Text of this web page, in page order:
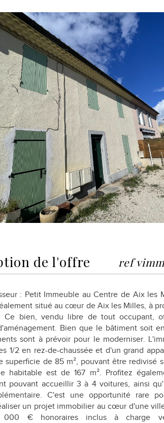
de l'offre ref
: Petit Immeuble au Centre de Aix les
situé au cœur de Aix les Milles, à
Ce bien, vendu libre de tout occupant,
Bien que le bâtiment soit
sont à prévoir pour le moderniser.
1/2 en rez-de-chaussée et d'un grand
superficie de 85 m², pouvant être redivisé
habitable est de 167 m². Profitez
pouvant accueillir 3 à 4 voitures, ainsi
C'est une opportunité rare
un projet immobilier au cœur d'une
€ honoraires inclus à charge